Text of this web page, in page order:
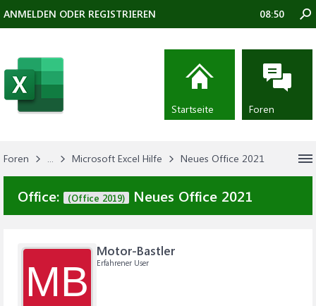
Foren ... Microsoft Excel Hilfe Neues Office 2021
Office: (Office 2019) Neues Office 2021
MB
Motor-Bastler
Erfahrener User
ANMELDEN ODER REGISTRIEREN 08:50
Startseite Foren